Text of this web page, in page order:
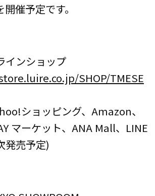
催予定です。
インショップ
SHOP/TMESE
ショッピング、Amazon、
マーケット、ANA Mall、LINE
発売予定)